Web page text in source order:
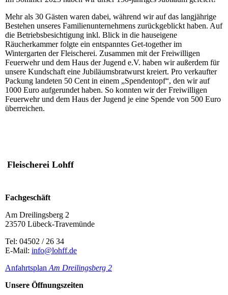
Mehr als 30 Gästen waren dabei, während wir auf das langjährige
Bestehen unseres Familienunternehmens zurückgeblickt haben. Auf
die Betriebsbesichtigung inkl. Blick in die hauseigene
Räucherkammer folgte ein entspanntes Get-together im
Wintergarten der Fleischerei. Zusammen mit der Freiwilligen
Feuerwehr und dem Haus der Jugend e.V. haben wir außerdem für
unsere Kundschaft eine Jubiläumsbratwurst kreiert. Pro verkaufter
Packung landeten 50 Cent in einem „Spendentopf“, den wir auf
1000 Euro aufgerundet haben. So konnten wir der Freiwilligen
Feuerwehr und dem Haus der Jugend je eine Spende von 500 Euro
überreichen.
Fleischerei Lohff
Fachgeschäft
Am Dreilingsberg 2
23570 Lübeck-Travemünde
Tel: 04502 / 26 34
E-Mail: info@lohff.de
AnfahrtsplanAm Dreilingsberg 2
Unsere Öffnungszeiten